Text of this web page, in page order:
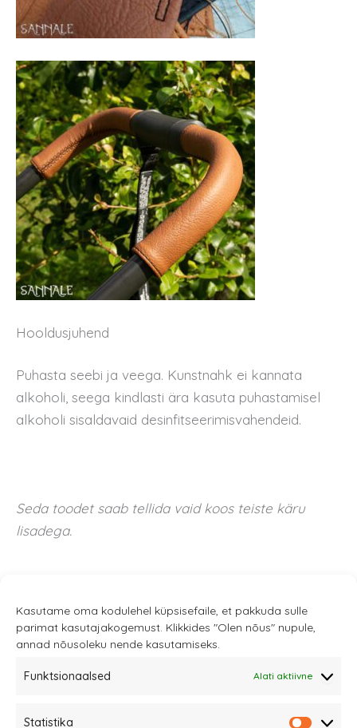
Kasutame oma kodulehel küpsisefaile, et pakkuda sulle
parimat kasutajakogemust. Klikkides "Olen nõus" nupule,
annad nõusoleku nende kasutamiseks.
Funktsionaalsed Alati aktiivne
Statistika
Hooldusjuhend
Puhasta seebi ja veega. Kunstnahk ei kannata
alkoholi, seega kindlasti ära kasuta puhastamisel
alkoholi sisaldavaid desinfitseerimisvahendeid.
Seda toodet saab tellida vaid koos teiste käru
lisadega.